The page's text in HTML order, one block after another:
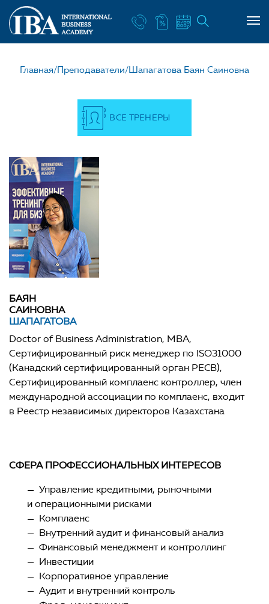
НАШ УЧИТЕЛЬ
Главная/Преподаватели/Шапагатова Баян Саиновна
ВСЕ ТРЕНЕРЫ
БАЯН
САИНОВНА
ШАПАГАТОВА
Doctor of Business Administration, MBA,
Сертифицированный риск менеджер по ISO31000
(Канадский сертифицированный орган PECB),
Сертифицированный комплаенс контроллер, член
международной ассоциации по комплаенс, входит
в Реестр независимых директоров Казахстана
СФЕРА ПРОФЕССИОНАЛЬНЫХ ИНТЕРЕСОВ
— Управление кредитными, рыночными
и операционными рисками
— Комплаенс
— Внутренний аудит и финансовый анализ
— Финансовый менеджмент и контроллинг
— Инвестиции
— Корпоративное управление
— Аудит и внутренний контроль